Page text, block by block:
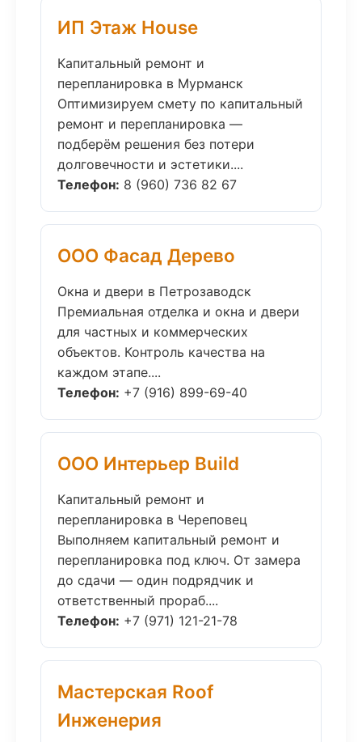
ИП Этаж House
Капитальный ремонт и
перепланировка в Мурманск
Оптимизируем смету по капитальный
ремонт и перепланировка —
подберём решения без потери
долговечности и эстетики....
Телефон: 8 (960) 736 82 67
ООО Фасад Дерево
Окна и двери в Петрозаводск
Премиальная отделка и окна и двери
для частных и коммерческих
объектов. Контроль качества на
каждом этапе....
Телефон: +7 (916) 899-69-40
ООО Интерьер Build
Капитальный ремонт и
перепланировка в Череповец
Выполняем капитальный ремонт и
перепланировка под ключ. От замера
до сдачи — один подрядчик и
ответственный прораб....
Телефон: +7 (971) 121-21-78
Мастерская Roof
Инженерия